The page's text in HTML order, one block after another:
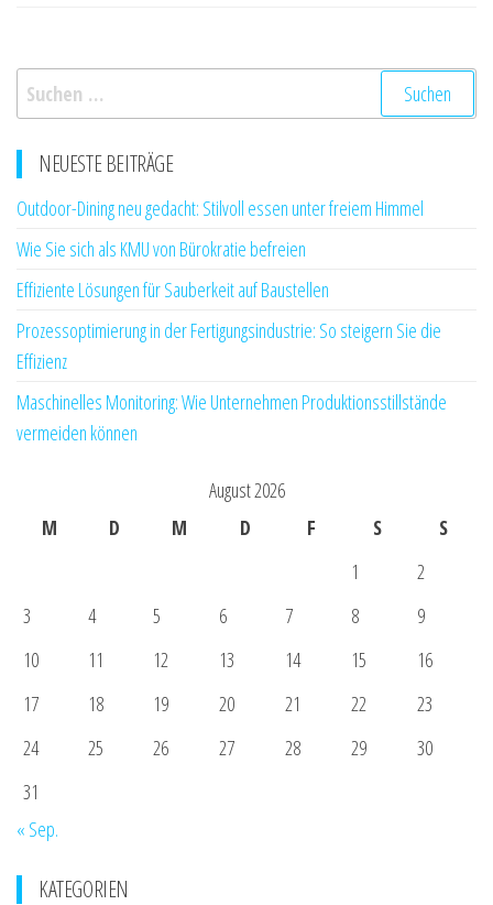
Suchen
nach:
NEUESTE BEITRÄGE
Outdoor-Dining neu gedacht: Stilvoll essen unter freiem Himmel
Wie Sie sich als KMU von Bürokratie befreien
Effiziente Lösungen für Sauberkeit auf Baustellen
Prozessoptimierung in der Fertigungsindustrie: So steigern Sie die
Effizienz
Maschinelles Monitoring: Wie Unternehmen Produktionsstillstände
vermeiden können
August 2026
M
D M D F S
S
1
2
3
4 5 6 7 8
9
10
11 12 13 14 15
16
17
18 19 20 21 22
23
24
25 26 27 28 29
30
31
« Sep.
KATEGORIEN